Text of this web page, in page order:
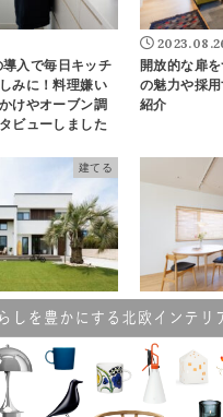
入で毎日キッチ
みに！料理嫌い
けやオーブン調
ビューしました
開放的な扉
の魅力や採
紹介
建てる
は耐震性が高
要性を解説
おしゃれに
ンを成功さ
説